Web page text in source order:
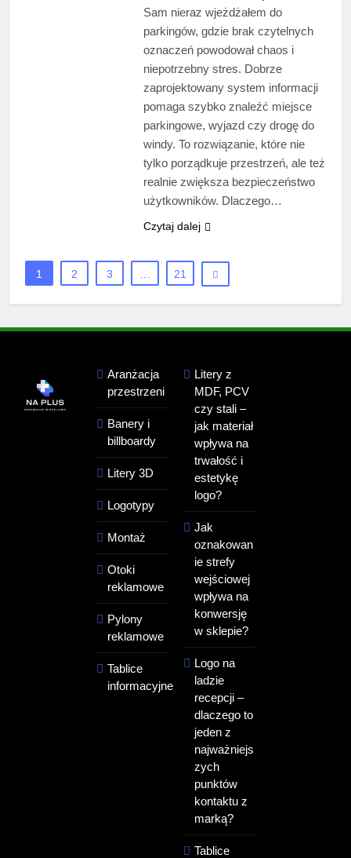
Sam nieraz wjeżdżałem do
parkingów, gdzie brak czytelnych
oznaczeń powodował chaos i
niepotrzebny stres. Dobrze
zaprojektowany system informacji
pomaga szybko znaleźć miejsce
parkingowe, wyjazd czy drogę do
windy. To rozwiązanie, które nie
tylko porządkuje przestrzeń, ale też
realnie zwiększa bezpieczeństwo
użytkowników. Dlaczego…
Czytaj dalej
1 2 3 … 21
Aranżacja
przestrzeni
Banery i
billboardy
Litery 3D
Logotypy
Montaż
Otoki
reklamowe
Pylony
reklamowe
Tablice
informacyjne
Litery z
MDF, PCV
czy stali –
jak materiał
wpływa na
trwałość i
estetykę
logo?
Jak
oznakowan
ie strefy
wejściowej
wpływa na
konwersję
w sklepie?
Logo na
ladzie
recepcji –
dlaczego to
jeden z
najważniejs
zych
punktów
kontaktu z
marką?
Tablice